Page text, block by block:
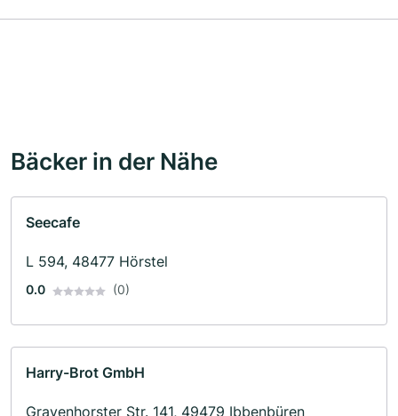
Bäcker in der Nähe
Seecafe
L 594, 48477 Hörstel
0.0 (0)
Harry-Brot GmbH
Gravenhorster Str. 141, 49479 Ibbenbüren